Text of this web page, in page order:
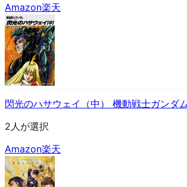
Amazon楽天
閃光のハサウェイ（中） 機動戦士ガンダム
2人が選択
Amazon楽天